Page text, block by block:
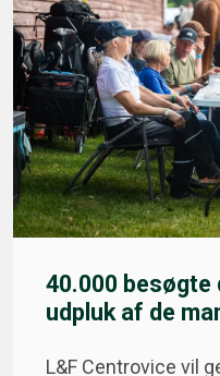
40.000
udpluk af de
L&F Centrovice vil